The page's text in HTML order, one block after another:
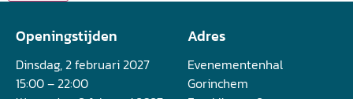
Openingstijden
Dinsdag, 2 februari 2027
15:00 – 22:00
Adres
Evenementenhal
Gorinchem